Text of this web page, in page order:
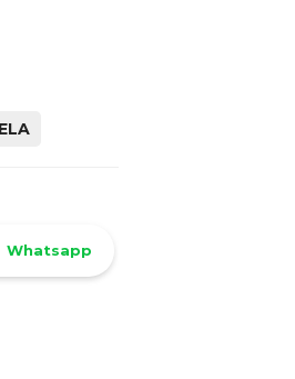
Whatsapp